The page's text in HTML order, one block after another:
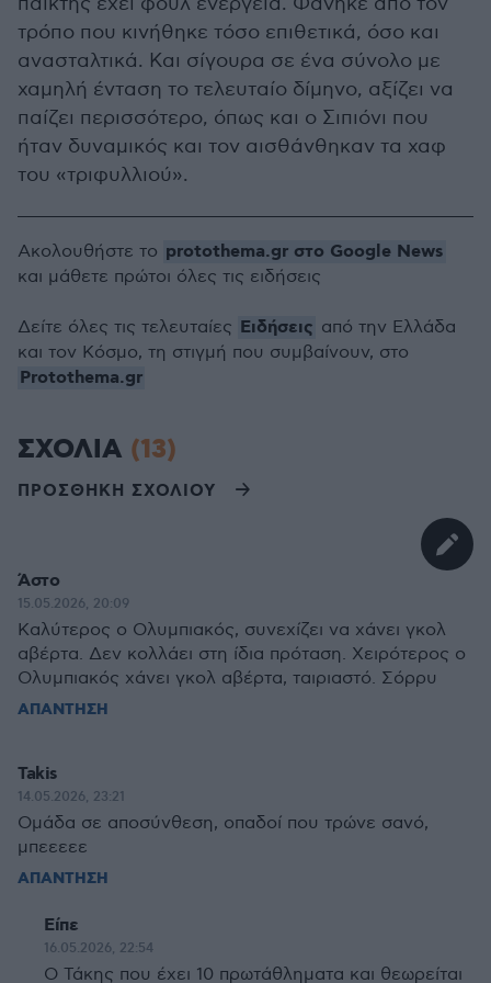
τρόπο που κινήθηκε τόσο επιθετικά, όσο και
ανασταλτικά. Και σίγουρα σε ένα σύνολο με
χαμηλή ένταση το τελευταίο δίμηνο, αξίζει να
παίζει περισσότερο, όπως και ο Σιπιόνι που
ήταν δυναμικός και τον αισθάνθηκαν τα χαφ
του «τριφυλλιού».
Ακολουθήστε το protothema.gr στο Google News
και μάθετε πρώτοι όλες τις ειδήσεις
Δείτε όλες τις τελευταίες Ειδήσεις από την Ελλάδα
και τον Κόσμο, τη στιγμή που συμβαίνουν, στο
Protothema.gr
ΣΧΟΛΙΑ (13)
ΠΡΟΣΘΗΚΗ ΣΧΟΛΙΟΥ
Άστο
15.05.2026, 20:09
Καλύτερος ο Ολυμπιακός, συνεχίζει να χάνει γκολ
αβέρτα. Δεν κολλάει στη ίδια πρόταση. Χειρότερος ο
Ολυμπιακός χάνει γκολ αβέρτα, ταιριαστό. Σόρρυ
ΑΠΑΝΤΗΣΗ
Takis
14.05.2026, 23:21
Ομάδα σε αποσύνθεση, οπαδοί που τρώνε σανό,
μπεεεεε
ΑΠΑΝΤΗΣΗ
Είπε
16.05.2026, 22:54
Ο Τάκης που έχει 10 πρωτάθληματα και θεωρείται